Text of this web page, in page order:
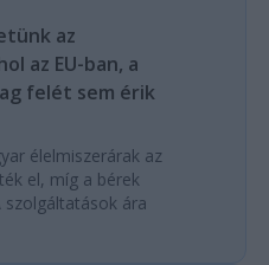
az
az EU-ban, a
felét sem érik
élelmiszerárak az
el, míg a bérek
szolgáltatások ára